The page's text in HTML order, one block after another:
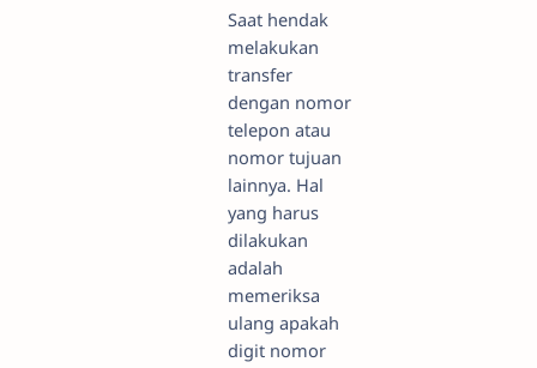
Saat hendak
melakukan
transfer
dengan nomor
telepon atau
nomor tujuan
lainnya. Hal
yang harus
dilakukan
adalah
memeriksa
ulang apakah
digit nomor